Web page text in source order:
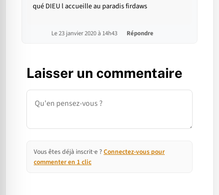
qué DIEU l accueille au paradis firdaws
Le 23 janvier 2020 à 14h43 Répondre
Laisser un commentaire
Commentaire
Vous êtes déjà inscrit·e ? Connectez-vous pour
commenter en 1 clic